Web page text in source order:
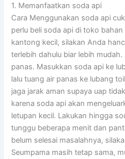
1. Memanfaatkan soda api
Cara Menggunakan soda api
perlu beli soda api di toko
kantong kecil, silakan Anda
terlebih dahulu biar lebih
panas. Masukkan soda api ke
lalu tuang air panas ke lubang
jaga jarak aman supaya uap
karena soda api akan
letupan kecil. Lakukan hingga
tunggu beberapa menit dan
belum selesai masalahnya,
Seumpama masih tetap sama,